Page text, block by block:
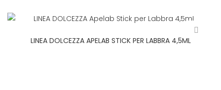
LINEA DOLCEZZA APELAB STICK PER LABBRA 4,5ML